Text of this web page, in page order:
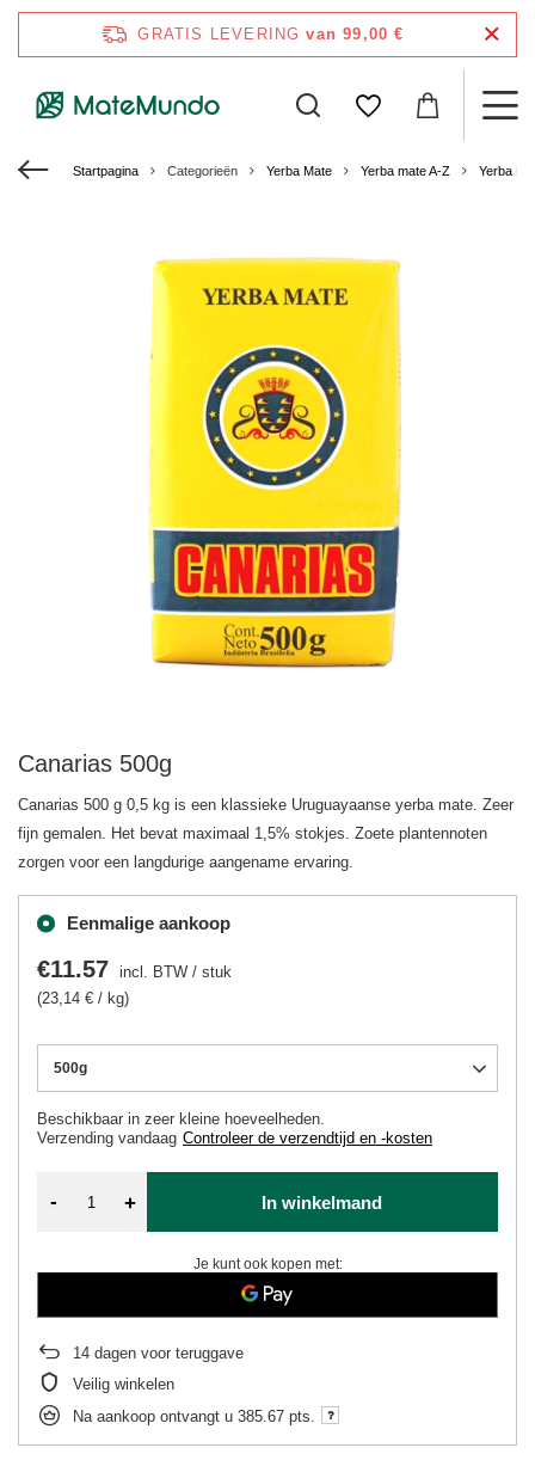
GRATIS LEVERING van 99,00 €
Startpagina Categorieën Yerba Mate Yerba mate A-Z Yerba
Canarias 500g
Canarias 500 g 0,5 kg is een klassieke Uruguayaanse yerba mate. Zeer
fijn gemalen. Het bevat maximaal 1,5% stokjes. Zoete plantennoten
zorgen voor een langdurige aangename ervaring.
Eenmalige aankoop
500g
Beschikbaar in zeer kleine hoeveelheden
Verzending vandaag Controleer de verzendtijd en -kosten
€11.57 incl. BTW / stuk
(23,14 € / kg)
- + In winkelmand
Je kunt ook kopen met:
14 dagen voor teruggave
Veilig winkelen
Na aankoop ontvangt u 385.67 pts.